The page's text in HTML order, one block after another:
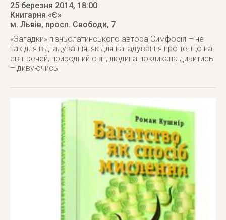
25 березня 2014, 18:00
Книгарня «Є»
м. Львів, просп. Свободи, 7
«Загадки» пізньолатинського автора Симфосія – не
так для відгадування, як для нагадування про те, що на
світ речей, природний світ, людина покликана дивитись
– дивуючись